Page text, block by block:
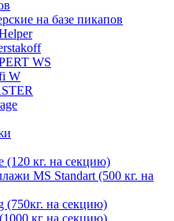
на базе пикапов
WS
W
(120 кг. на секцию)
MS Standart (500 кг. на
(750кг. на секцию)
кг на секцию)